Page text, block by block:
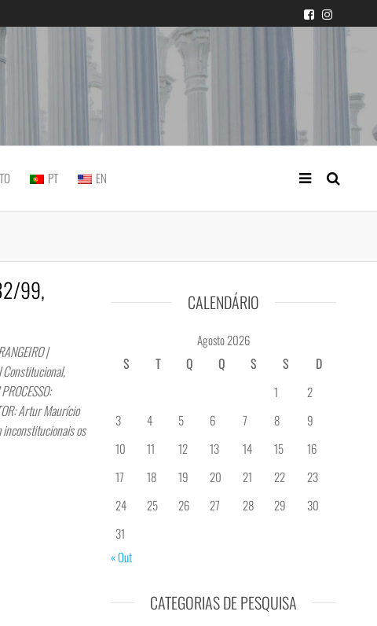
judicial portuguesa
PT EN
99,
|
Constitucional,
Artur Maurício
inconstitucionais os
CALENDÁRIO
Agosto 2026
S
T Q Q S S
D
1
2
3
4 5 6 7 8
9
10
11 12 13 14 15
16
17
18 19 20 21 22
23
24
25 26 27 28 29
30
31
« Out
CATEGORIAS DE PESQUISA